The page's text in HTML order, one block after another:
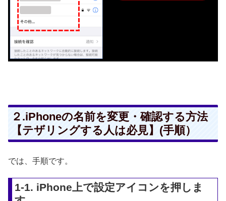
２.iPhoneの名前を変更・確認する方法
【テザリングする人は必見】(手順）
では、手順です。
1-1. iPhone上で設定アイコンを押しま